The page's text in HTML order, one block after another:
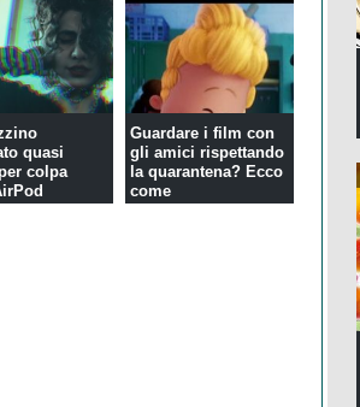
quasi
colpa
Guardare i film con
gli amici rispettando
la quarantena? Ecco
come